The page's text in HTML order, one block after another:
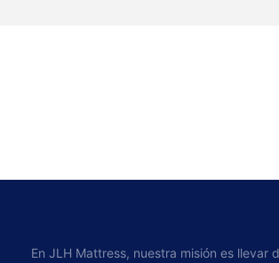
En JLH Mattress, nuestra misión es llevar